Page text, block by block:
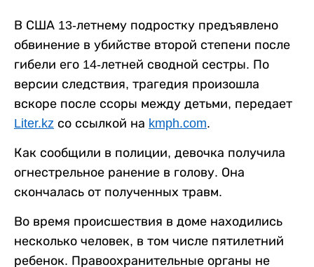
В США 13-летнему подростку предъявлено
обвинение в убийстве второй степени после
гибели его 14-летней сводной сестры. По
версии следствия, трагедия произошла
вскоре после ссоры между детьми, передает
Liter.kz со ссылкой на kmph.com.
Как сообщили в полиции, девочка получила
огнестрельное ранение в голову. Она
скончалась от полученных травм.
Во время происшествия в доме находились
несколько человек, в том числе пятилетний
ребенок. Правоохранительные органы не